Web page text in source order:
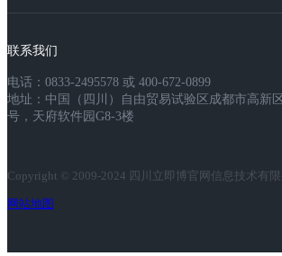
联系我们
电话：0833-2495578 或 400-672-0899
地址：中国（四川）自由贸易试验区成都市高新
号，天府软件园G8-3楼
Copyright © 2009-2024 四川立即博官网信息技术有限
网站地图